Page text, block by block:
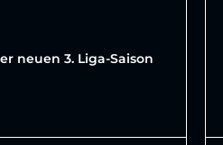
neuen 3. Liga-Saison